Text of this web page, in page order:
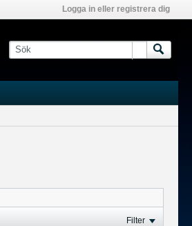
Logga in eller registrera dig
Filter